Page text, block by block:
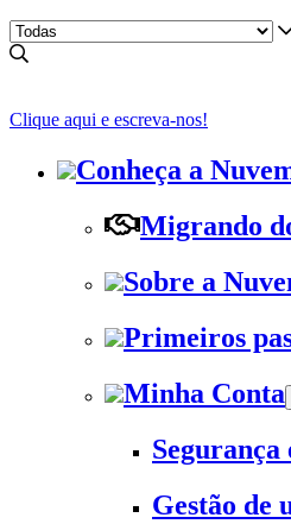
Clique aqui e escreva-nos!
Conheça a
Migrando
Sobre a
Primeiros
Minha Conta
Segurança
Gestão de